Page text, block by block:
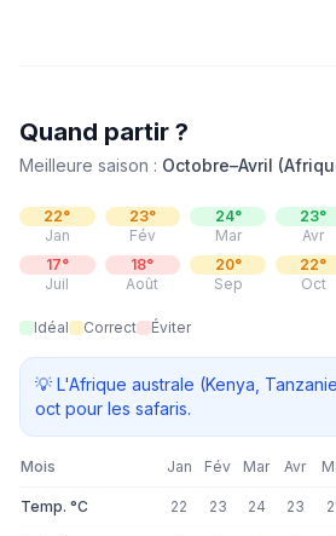
Quand partir ?
Meilleure saison : Octobre–Avril
22°
Jan
23°
Fév
24°
Mar
23°
Avr
17°
Juil
18°
Août
20°
Sep
22°
Oct
Idéal Correct Éviter
💡 L'Afrique australe (Kenya,
oct pour les safaris.
Mois Jan Fév Mar Avr
Temp. °C 22 23 24 23